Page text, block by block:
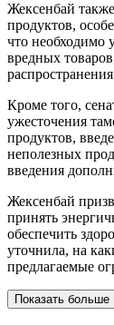
Жексенбай
продуктов,
что необходимо
вредных
Кроме того,
ужесточения
продуктов,
неполезных
введения
Жексенбай
принять
обеспечить
уточнила, на
предлагаемые
Показать больше